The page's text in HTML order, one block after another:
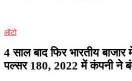
ऑटो
4 साल बाद फिर भारतीय बाजार
पल्सर 180, 2022 में कंपनी ने